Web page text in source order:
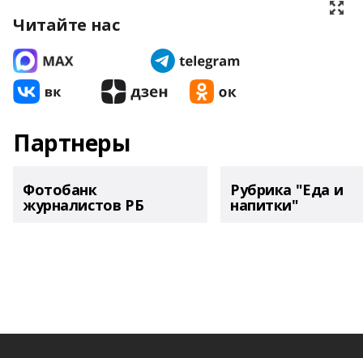
Читайте нас
Партнеры
Фотобанк
журналистов РБ
Рубрика "Еда и
напитки"